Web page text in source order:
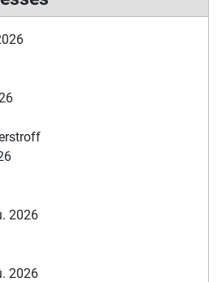
2026
2026